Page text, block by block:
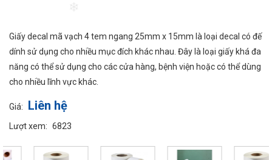
Giấy decal mã vạch 4 tem ngang 25mm x 15mm là loại decal có đế
dính sử dụng cho nhiều mục đích khác nhau. Đây là loại giấy khá đa
năng có thể sử dụng cho các cửa hàng, bệnh viện hoặc có thể dùng
cho nhiều lĩnh vực khác.
Giá: Liên hệ
Lượt xem: 6823
❄